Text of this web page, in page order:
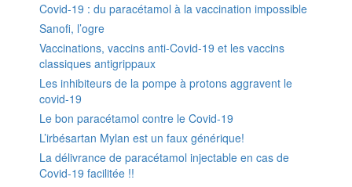
Covid-19 : du paracétamol à la vaccination impossible
Sanofi, l’ogre
Vaccinations, vaccins anti-Covid-19 et les vaccins
classiques antigrippaux
Les inhibiteurs de la pompe à protons aggravent le
covid-19
Le bon paracétamol contre le Covid-19
L’irbésartan Mylan est un faux générique!
La délivrance de paracétamol injectable en cas de
Covid-19 facilitée !!